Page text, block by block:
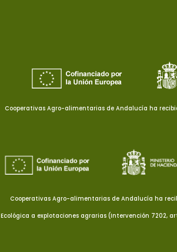
Cooperativas Agro-alimentarias de Andalucía ha
Cooperativas Agro-alimentarias de Andalucía ha
Ecológica a explotaciones agrarias (Intervención 7202,